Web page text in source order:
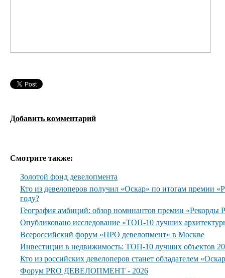
Добавить комментарий
Смотрите также:
Золотой фонд девелопмента
Кто из девелоперов получил «Оскар» по итогам премии
году?
География амбиций: обзор номинантов премии
Опубликовано исследование «ТОП-10 лучших
Всероссийский форум «ПРО девелопмент» в Москве
Инвестиции в недвижимость: ТОП-10 лучших объектов
Кто из российских девелоперов станет обладателем
Форум PRO ДЕВЕЛОПМЕНТ - 2026